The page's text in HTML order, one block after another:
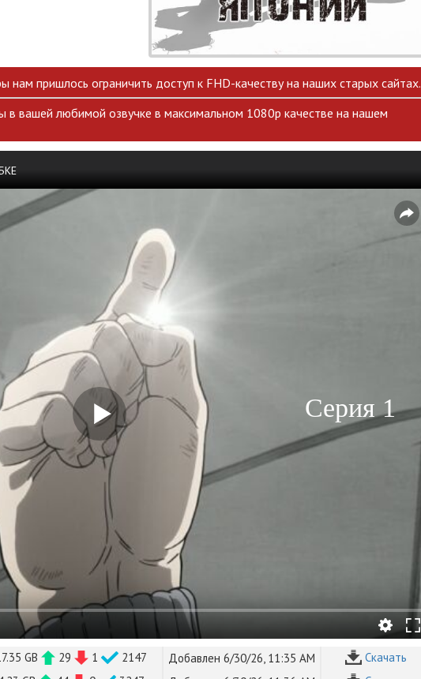
нам пришлось ограничить доступ к FHD-качеству на наших старых сайтах.
вашей любимой озвучке в максимальном 1080p качестве на нашем
Серия 1
GB 29 1 2147 Добавлен 6/30/26, 11:35 AM
Cкачать